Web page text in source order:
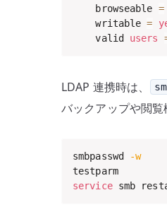
    browseable
=
    writable
=
    valid
users
LDAP 連携時は、
バックアップや閲覧
smbpasswd
-w
testparm
service smb